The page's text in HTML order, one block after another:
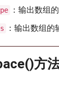
：输出数组的
：输出数组的
方